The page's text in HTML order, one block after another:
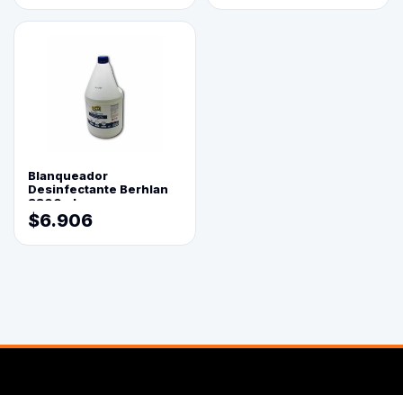
Blanqueador
Desinfectante Berhlan
3800ml
$6.906